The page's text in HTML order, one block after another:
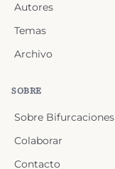
Autores
Temas
Archivo
SOBRE
Sobre Bifurcaciones
Colaborar
Contacto